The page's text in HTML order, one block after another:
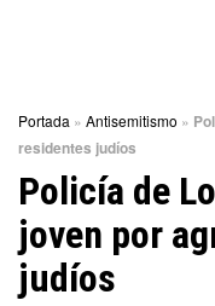
Portada » Antisemitismo »
residentes judíos
Policía de
joven por
judíos